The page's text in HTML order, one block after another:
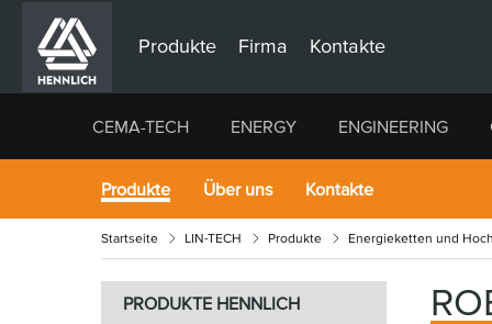
Produkte Firma Kontakte
CEMA-TECH ENERGY ENGINEERING
Produkte Über uns Kontakte
Startseite LIN-TECH Produkte Energieketten und
PRODUKTE HENNLICH